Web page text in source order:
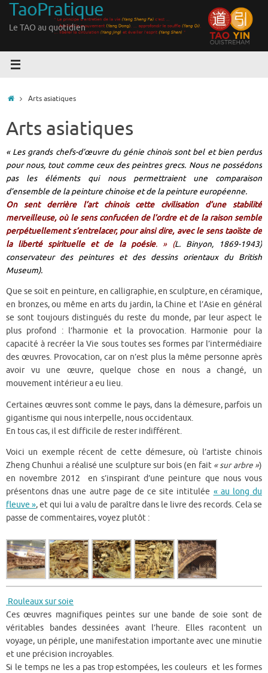
Passer
contenu
TaoPratique
Le TAO au quotidien
Accueil
Arts asiatiques
Arts asiatiques
« Les grands chefs-d’œuvre du génie chinois sont bel et bien perdus
pour nous, tout comme ceux des peintres grecs. Nous ne possédons
pas les éléments qui nous permettraient une comparaison
d’ensemble de la peinture chinoise et de la peinture européenne.
On sent derrière l’art chinois cette civilisation d’une stabilité
merveilleuse, où le sens confucéen de l’ordre et de la raison semble
perpétuellement s’entrelacer, pour ainsi dire, avec le sens taoïste de
la liberté spirituelle et de la poésie. » (L. Binyon, 1869-1943)
conservateur des peintures et des dessins orientaux du British
Museum).
Que se soit en peinture, en calligraphie, en sculpture, en céramique,
en bronzes, ou même en arts du jardin, la Chine et l’Asie en général
se sont toujours distingués du reste du monde, par leur aspect le
plus profond : l’harmonie et la provocation. Harmonie pour la
capacité à recréer la Vie sous toutes ses formes par l’intermédiaire
des œuvres. Provocation, car on n’est plus la même personne après
avoir vu une œuvre, quelque chose en nous a changé, un
mouvement intérieur a eu lieu.
Certaines œuvres sont comme le pays, dans la démesure, parfois un
gigantisme qui nous interpelle, nous occidentaux.
En tous cas, il est difficile de rester indifférent.
Voici un exemple récent de cette démesure, où l’artiste chinois
Zheng Chunhui a réalisé une sculpture sur bois (en fait« sur arbre »)
en novembre 2012 en s’inspirant d’une peinture que nous vous
présentons dnas une autre page de ce site intitulée « au long du
fleuve », et qui lui a valu de paraître dans le livre des records. Cela se
passe de commentaires, voyez plutôt :
Rouleaux sur soie
Ces œuvres magnifiques peintes sur une bande de soie sont de
véritables bandes dessinées avant l’heure. Elles racontent un
voyage, un périple, une manifestation importante avec une minutie
et une précision incroyables.
Si le temps ne les a pas trop estompées, les couleurs et les formes